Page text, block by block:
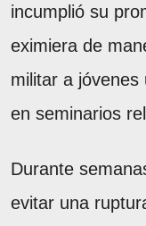
incumplió su
eximiera de
militar a jóvenes
en seminarios
Durante
evitar una